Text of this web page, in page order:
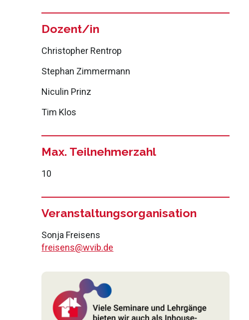
Dozent/in
Christopher Rentrop
Stephan Zimmermann
Niculin Prinz
Tim Klos
Max. Teilnehmerzahl
10
Veranstaltungsorganisation
Sonja Freisens
freisens@wvib.de